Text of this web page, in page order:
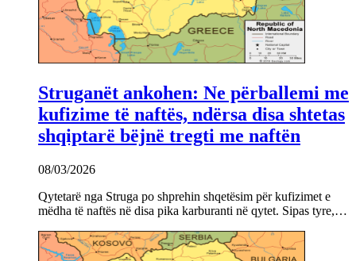
Struganët ankohen: Ne përballemi me
kufizime të naftës, ndërsa disa shtetas
shqiptarë bëjnë tregti me naftën
08/03/2026
Qytetarë nga Struga po shprehin shqetësim për kufizimet e
mëdha të naftës në disa pika karburanti në qytet. Sipas tyre,…